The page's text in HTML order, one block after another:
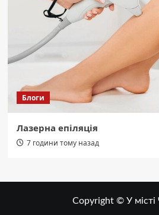
Блоги
Лазерна епіляція
7 години тому назад
Copyright © У місті